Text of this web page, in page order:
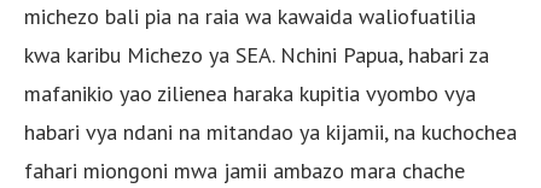
michezo bali pia na raia wa kawaida waliofuatilia
kwa karibu Michezo ya SEA. Nchini Papua, habari za
mafanikio yao zilienea haraka kupitia vyombo vya
habari vya ndani na mitandao ya kijamii, na kuchochea
fahari miongoni mwa jamii ambazo mara chache